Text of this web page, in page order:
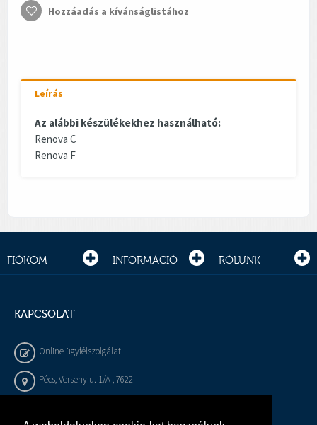
Hozzáadás a kívánságlistához
Leírás
Az alábbi készülékekhez használható:
Renova C
Renova F
FIÓKOM INFORMÁCIÓ RÓLUNK
KAPCSOLAT
Online ügyfélszolgálat
Pécs, Verseny u. 1/A , 7622